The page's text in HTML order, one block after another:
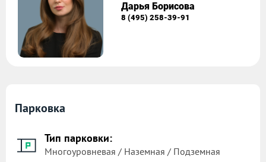
Дарья Борисова
8 (495) 258-39-91
Парковка
Тип парковки:
Многоуровневая / Наземная / Подземная